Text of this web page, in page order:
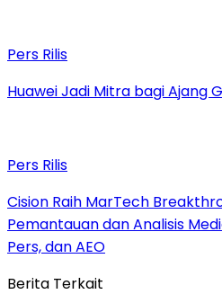
Pers Rilis
Huawei Jadi Mitra bagi Ajang
Pers Rilis
Cision Raih MarTech
Pemantauan dan Analisis
Pers, dan AEO
Berita Terkait